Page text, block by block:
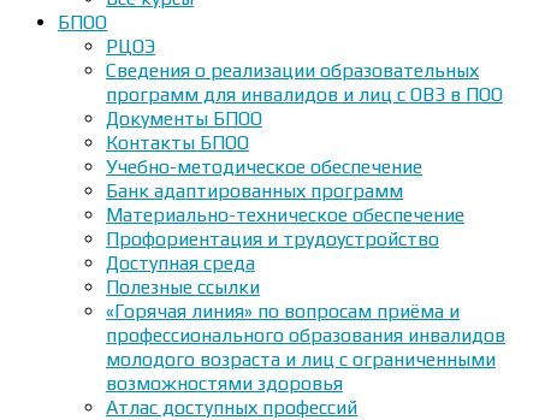
БПОО
РЦОЭ
Сведения о реализации образовательных
программ для инвалидов и лиц с ОВЗ в ПОО
Документы БПОО
Контакты БПОО
Учебно-методическое обеспечение
Банк адаптированных программ
Материально-техническое обеспечение
Профориентация и трудоустройство
Доступная среда
Полезные ссылки
«Горячая линия» по вопросам приёма и
профессионального образования инвалидов
молодого возраста и лиц с ограниченными
возможностями здоровья
Атлас доступных профессий